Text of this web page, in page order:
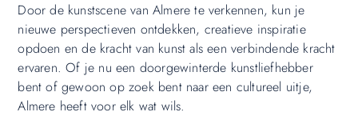
Door de kunstscene van Almere te verkennen, kun je
nieuwe perspectieven ontdekken, creatieve inspiratie
opdoen en de kracht van kunst als een verbindende kracht
ervaren. Of je nu een doorgewinterde kunstliefhebber
bent of gewoon op zoek bent naar een cultureel uitje,
Almere heeft voor elk wat wils.